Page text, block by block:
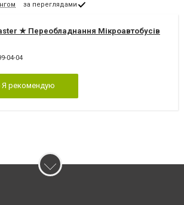
за переглядами
★ Переобладнання Мікроавтобусів
04-04
Я рекомендую